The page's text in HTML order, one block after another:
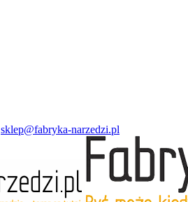
sklep@fabryka-narzedzi.pl